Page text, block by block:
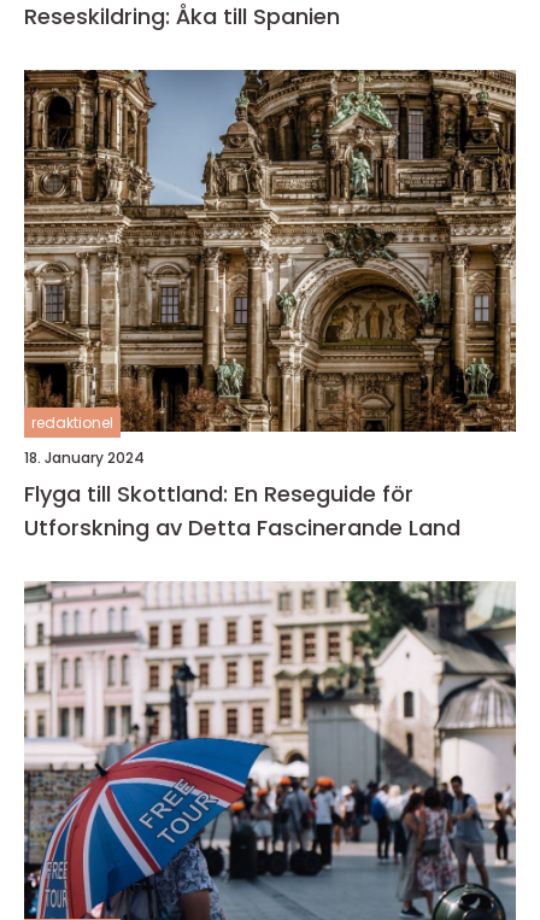
Reseskildring: Åka till Spanien
redaktionel
18. January 2024
Flyga till Skottland: En Reseguide för
Utforskning av Detta Fascinerande Land